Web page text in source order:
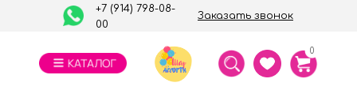
Заказать звонок
+7 (914) 798-08-
00
0